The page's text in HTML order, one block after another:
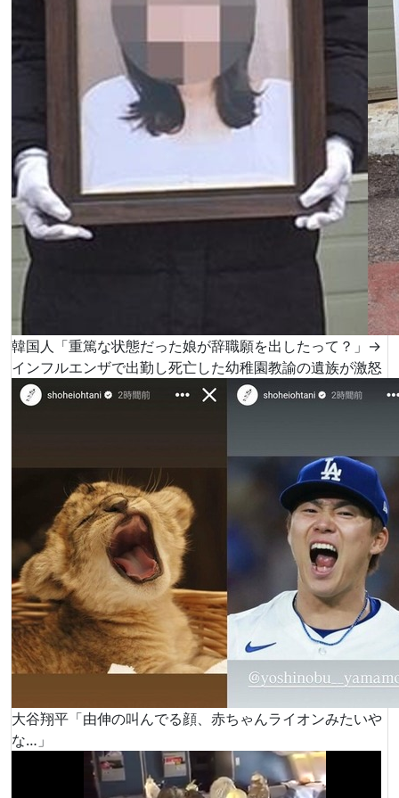
韓国人「重篤な状態だった娘が辞職願を出したって？」→
インフルエンザで出勤し死亡した幼稚園教諭の遺族が激怒
大谷翔平「由伸の叫んでる顔、赤ちゃんライオンみたいや
な…」